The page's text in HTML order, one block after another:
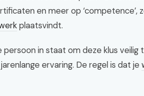
en meer op ‘competence’,
plaatsvindt.
persoon in staat om deze klus veilig
ervaring. De regel is dat je